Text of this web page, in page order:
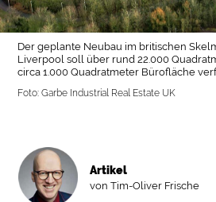
Der geplante Neubau im britischen
Liverpool soll über rund 22.000
circa 1.000 Quadratmeter Bürofläche
Foto: Garbe Industrial Real Estate UK
Artikel
von Tim-Oliver Frische